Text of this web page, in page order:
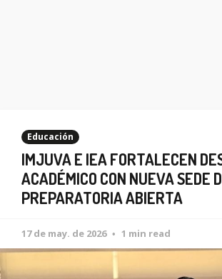
Educación
IMJUVA E IEA FORTALECEN
ACADÉMICO CON NUEVA SEDE
PREPARATORIA ABIERTA
17 de may. de 2026 1 min read